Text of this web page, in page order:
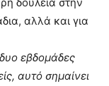
αλλά και για
εβδομάδες
αυτό σημαίνει